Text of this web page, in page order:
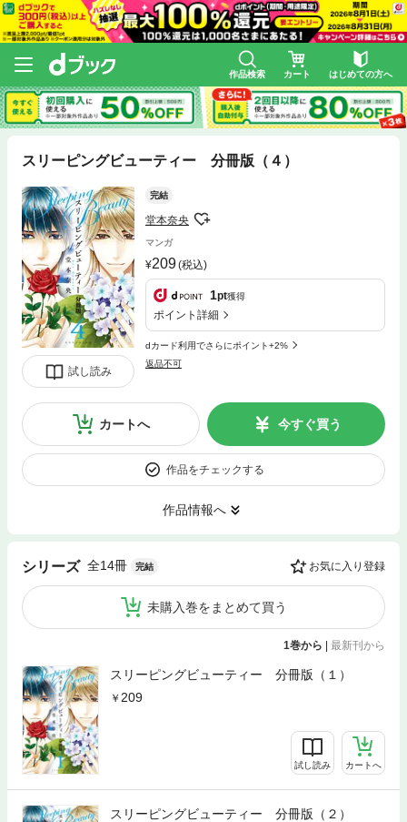
作品検索 カート はじめての方へ
スリーピングビューティー 分冊版（４）
試し読み
完結
堂本奈央
マンガ
209(税込)
1pt獲得
ポイント詳細
dカード利用でさらにポイント+2%
返品不可
カートへ 今すぐ買う
作品をチェックする
作品情報へ
シリーズ 全14冊 完結 お気に入り登録
未購入巻をまとめて買う
1巻から | 最新刊から
スリーピングビューティー 分冊版（１）
209
試し読み カートへ
スリーピングビューティー 分冊版（２）